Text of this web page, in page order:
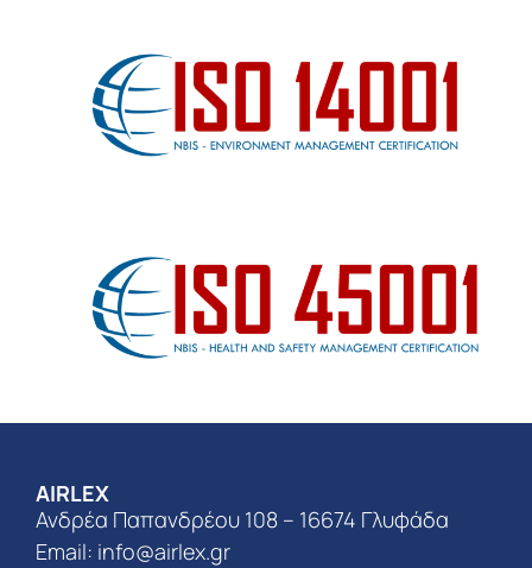
AIRLEX
Ανδρέα Παπανδρέου 108 – 16674 Γλυφάδα
Email: info@airlex.gr